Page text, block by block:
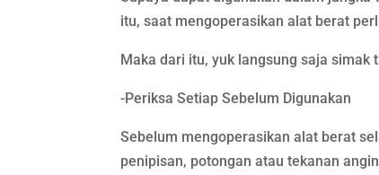
itu, saat mengoperasikan alat berat
Maka dari itu, yuk langsung saja
-Periksa Setiap Sebelum Digunakan
Sebelum mengoperasikan alat berat
penipisan, potongan atau tekanan